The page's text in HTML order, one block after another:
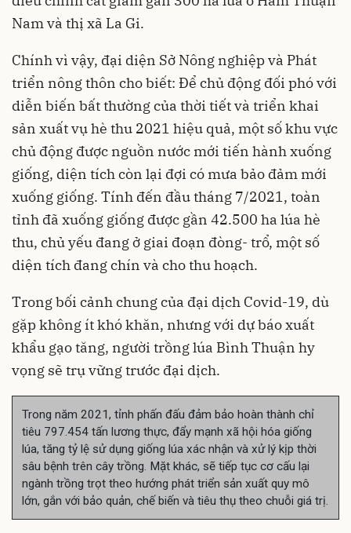
Nam và thị xã La Gi.
Chính vì vậy, đại diện Sở Nông nghiệp và Phát
triển nông thôn cho biết: Để chủ động đối phó với
diễn biến bất thường của thời tiết và triển khai
sản xuất vụ hè thu 2021 hiệu quả, một số khu vực
chủ động được nguồn nước mới tiến hành xuống
giống, diện tích còn lại đợi có mưa bảo đảm mới
xuống giống. Tính đến đầu tháng 7/2021, toàn
tỉnh đã xuống giống được gần 42.500 ha lúa hè
thu, chủ yếu đang ở giai đoạn đòng- trổ, một số
diện tích đang chín và cho thu hoạch.
Trong bối cảnh chung của đại dịch Covid-19, dù
gặp không ít khó khăn, nhưng với dự báo xuất
khẩu gạo tăng, người trồng lúa Bình Thuận hy
vọng sẽ trụ vững trước đại dịch.
Trong năm 2021, tỉnh phấn đấu đảm bảo hoàn thành chỉ
tiêu 797.454 tấn lương thực, đẩy mạnh xã hội hóa giống
lúa, tăng tỷ lệ sử dụng giống lúa xác nhận và xử lý kịp thời
sâu bệnh trên cây trồng. Mặt khác, sẽ tiếp tục cơ cấu lại
ngành trồng trọt theo hướng phát triển sản xuất quy mô
lớn, gắn với bảo quản, chế biến và tiêu thụ theo chuỗi giá trị.